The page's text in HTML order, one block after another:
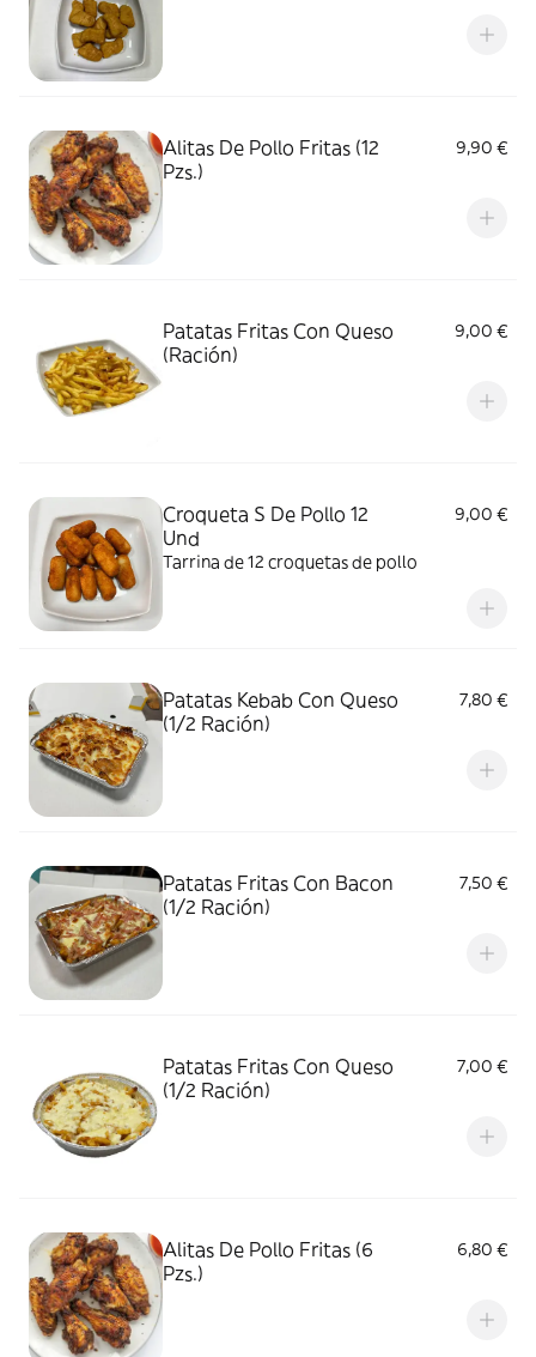
Alitas De Pollo Fritas (12
Pzs.)
9,90 €
Patatas Fritas Con Queso
(Ración)
9,00 €
Croqueta S De Pollo 12
Und
9,00 €
Tarrina de 12 croquetas de pollo
Patatas Kebab Con Queso
(1/2 Ración)
7,80 €
Patatas Fritas Con Bacon
(1/2 Ración)
7,50 €
Patatas Fritas Con Queso
(1/2 Ración)
7,00 €
Alitas De Pollo Fritas (6
Pzs.)
6,80 €